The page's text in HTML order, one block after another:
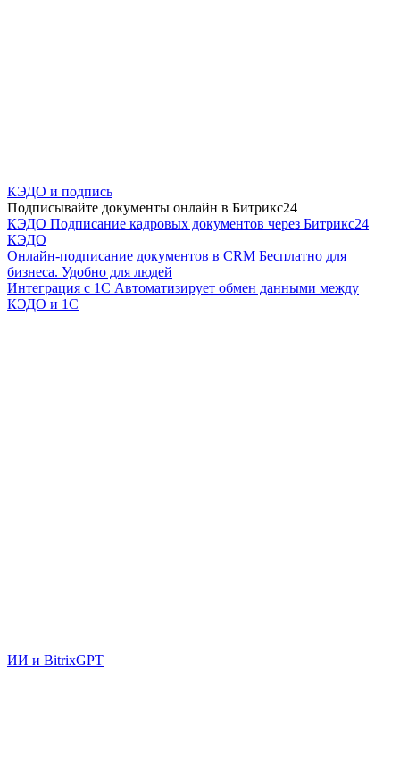
КЭДО и подпись
Подписывайте документы онлайн в Битрикс24
КЭДО Подписание кадровых документов через Битрикс24
КЭДО
Онлайн-подписание документов в CRM Бесплатно для
бизнеса. Удобно для людей
Интеграция с 1С Автоматизирует обмен данными между
КЭДО и 1С
ИИ и BitrixGPT